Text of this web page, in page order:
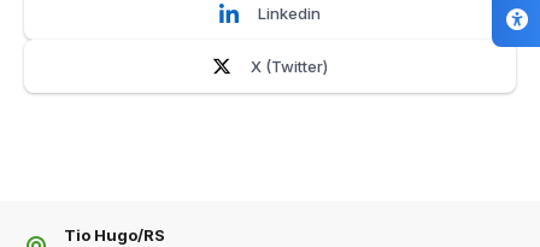
Linkedin
X (Twitter)
Tio Hugo/RS